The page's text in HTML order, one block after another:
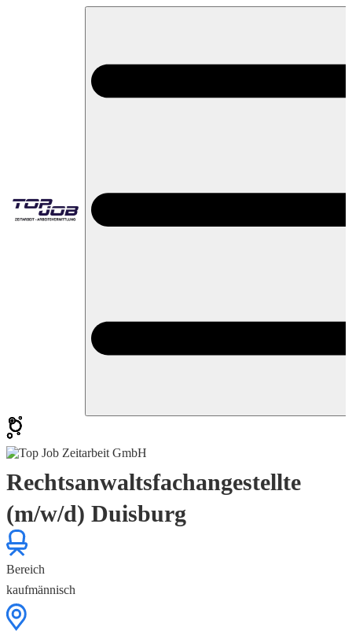
Rechtsanwaltsfachangestellte
(m/w/d) Duisburg
Bereich
kaufmännisch